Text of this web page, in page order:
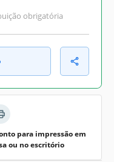
obrigatória
para impressão em
ou no escritório